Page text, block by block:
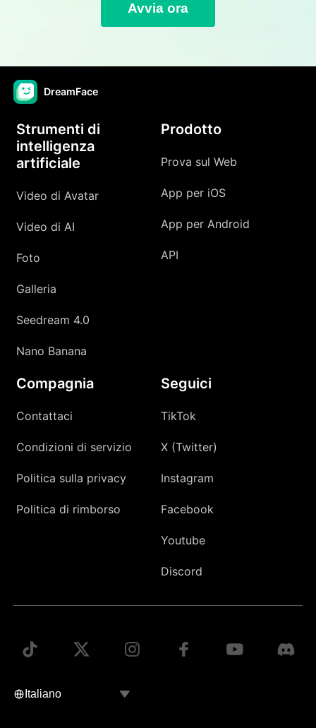
Avvia ora
DreamFace
Strumenti di
intelligenza
artificiale
Video di Avatar
Video di AI
Foto
Galleria
Seedream 4.0
Nano Banana
Prodotto
Prova sul Web
App per iOS
App per Android
API
Compagnia
Contattaci
Condizioni di servizio
Politica sulla privacy
Politica di rimborso
Seguici
TikTok
X (Twitter)
Instagram
Facebook
Youtube
Discord